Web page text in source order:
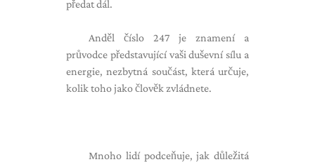
předat dál.
Anděl číslo 247 je znamení a
průvodce představující vaši duševní sílu a
energie, nezbytná součást, která určuje,
kolik toho jako člověk zvládnete.
Mnoho lidí podceňuje, jak důležitá